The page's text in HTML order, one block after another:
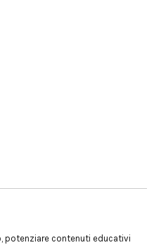
potenziare contenuti educativi